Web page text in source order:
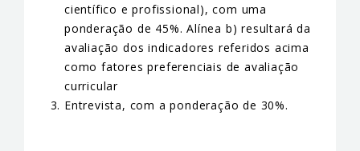
científico e profissional), com uma
ponderação de 45%. Alínea b) resultará da
avaliação dos indicadores referidos acima
como fatores preferenciais de avaliação
curricular
Entrevista, com a ponderação de 30%.